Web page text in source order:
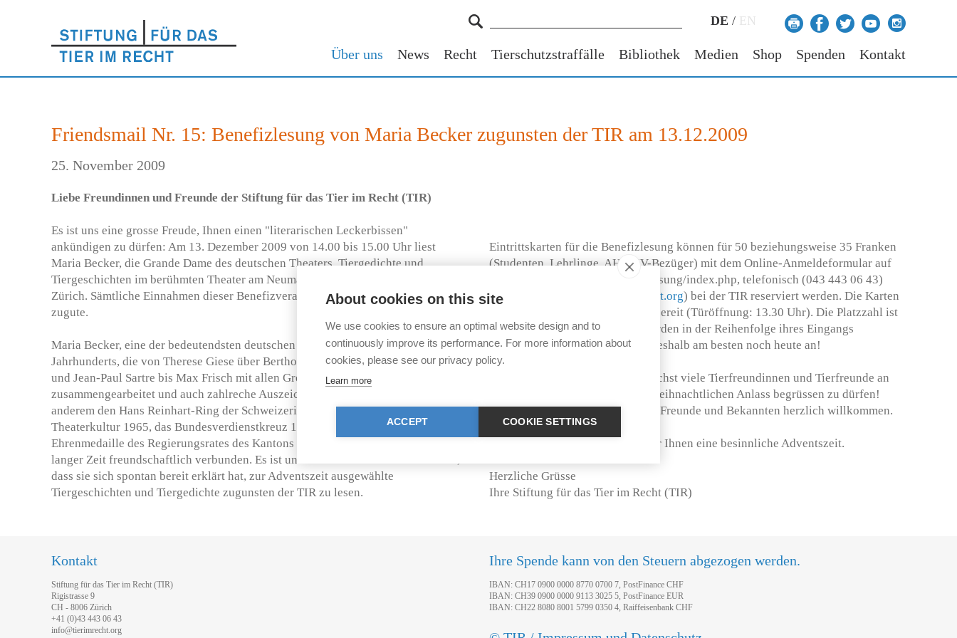
DE / EN
Über uns News Recht Tierschutzstraffälle Bibliothek Medien Shop Spenden Kontakt
Friendsmail Nr. 15: Benefizlesung von Maria Becker zugunsten der TIR am 13.12.2009
25. November 2009
Liebe Freundinnen und Freunde der Stiftung für das Tier im Recht (TIR)
Es ist uns eine grosse Freude, Ihnen einen "literarischen Leckerbissen"
ankündigen zu dürfen: Am 13. Dezember 2009 von 14.00 bis 15.00 Uhr liest
Maria Becker, die Grande Dame des deutschen Theaters, Tiergedichte und
Tiergeschichten im berühmten Theater am Neumarkt (
Zürich. Sämtliche Einnahmen dieser Benefizveranstaltung kommen der TIR
zugute.
Maria Becker, eine der bedeutendsten deutschen Theaterschauspielerinnen des 20.
Jahrhunderts, die von Therese Giese über Berthold Brecht, Friedrich Dürrenmatt
und Jean-Paul Sartre bis Max Frisch mit allen Grössen des Genres
zusammengearbeitet und auch zahlreche Auszeichnungen erhalten hat (unter
anderem den Hans Reinhart-Ring der Schweizerischen Gesellschaft für
Theaterkultur 1965, das Bundesverdienstkreuz 1992 und die goldene
Ehrenmedaille des Regierungsrates des Kantons Zürich), ist der TIR schon seit
langer Zeit freundschaftlich verbunden. Es ist uns eine ausserordentliche Freude,
dass sie sich spontan bereit erklärt hat, zur Adventszeit ausgewählte
Tiergeschichten und Tiergedichte zugunsten der TIR zu lesen.
Eintrittskarten für die Benefizlesung können für 50 beziehungsweise 35 Franken
(Studenten, Lehrlinge, AHV-/IV-Bezüger) mit dem Online-Anmeldeformular auf
www.tierimrecht.org/de/benefizlesung/index.php, telefonisch (043 443 06 43)
oder per E-Mail (
info@tierimrecht.org) bei der TIR reserviert werden. Die Karten
liegen dann an der Theaterkasse bereit (Türöffnung: 13.30 Uhr). Die Platzzahl ist
beschränkt, die Anmeldungen werden in der Reihenfolge ihres Eingangs
berücksichtigt. Melden Sie sich deshalb am besten noch heute an!
Die TIR würde sich freuen, möglichst viele Tierfreundinnen und Tierfreunde an
diesem aussergewöhnlichen vorweihnachtlichen Anlass begrüssen zu dürfen!
Selbstverständlich sind auch Ihre Freunde und Bekannten herzlich willkommen.
In der Zwischenzeit wünschen wir Ihnen eine besinnliche Adventszeit.
Herzliche Grüsse
Ihre Stiftung für das Tier im Recht (TIR)
Kontakt
Stiftung für das Tier im Recht (TIR)
Rigistrasse 9
CH - 8006 Zürich
+41 (0)43 443 06 43
info@tierimrecht.org
Ihre Spende kann von den Steuern abgezogen werden.
IBAN: CH17 0900 0000 8770 0700 7, PostFinance CHF
IBAN: CH39 0900 0000 9113 3025 5, PostFinance EUR
IBAN: CH22 8080 8001 5799 0350 4, Raiffeisenbank CHF
About cookies on this site
We use cookies to ensure an optimal website design and to
continuously improve its performance. For more information about
cookies, please see our privacy policy.
Learn more
ACCEPT COOKIE SETTINGS